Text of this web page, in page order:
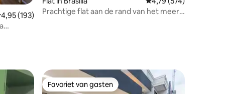
beoordeling van 4,95 op 5, 193 recensies
4,95 (193)
Prachtige flat aan de rand van het meer,
Favoriet van gasten
Favoriet van gasten